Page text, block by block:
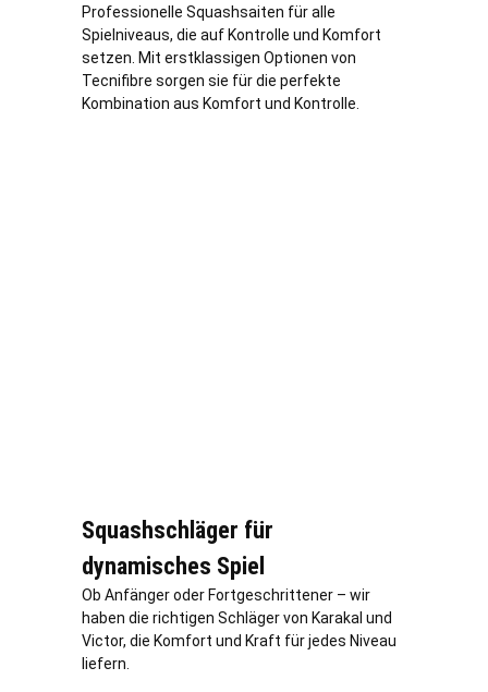
Professionelle Squashsaiten für alle
Spielniveaus, die auf Kontrolle und Komfort
setzen. Mit erstklassigen Optionen von
Tecnifibre sorgen sie für die perfekte
Kombination aus Komfort und Kontrolle.
Squashschläger für
dynamisches Spiel
Ob Anfänger oder Fortgeschrittener – wir
haben die richtigen Schläger von Karakal und
Victor, die Komfort und Kraft für jedes Niveau
liefern.